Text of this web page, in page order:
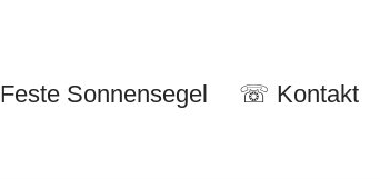
Feste Sonnensegel ☏ Kontakt